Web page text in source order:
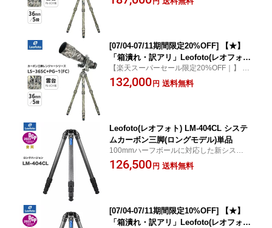
保護
[07/04-07/11期間限定20%OFF] 【★】
「箱潰れ・訳アリ」Leofoto(レオフォ
ト) LS-365C+PG-1(FC) カーボン三脚＋
ジンバル雲台セット
【楽天スーパーセール限定20%OFF｜】 Le
ofoto LS-365C+PG-1(FC) カーボン三脚＋
ジンバル雲台セット
132,000 円 送料無料
Leofoto(レオフォト) LM-404CL システ
ムカーボン三脚(ロングモデル)単品
100mmハーフボールに対応した新システム
三脚「LMサミット（LM SUMMIT）」シリ
ーズ。高品質なボディとカーボンパイプ採
126,500 円 送料無料
[07/04-07/11期間限定10%OFF] 【★】
「箱潰れ・訳アリ」Leofoto(レオフォ